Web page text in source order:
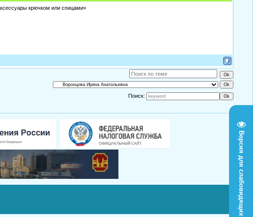
Версия для слабовидящих
крючком или спицами»
Поиск: